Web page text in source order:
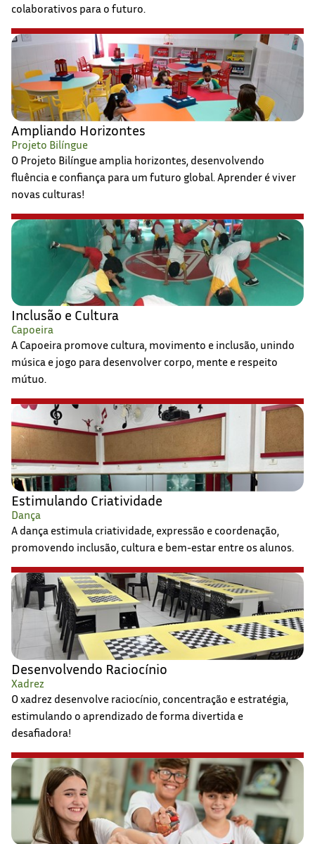
colaborativos para o futuro.
Ampliando Horizontes
Projeto Bilíngue
O Projeto Bilíngue amplia horizontes, desenvolvendo
fluência e confiança para um futuro global. Aprender é viver
novas culturas!
Inclusão e Cultura
Capoeira
A Capoeira promove cultura, movimento e inclusão, unindo
música e jogo para desenvolver corpo, mente e respeito
mútuo.
Estimulando Criatividade
Dança
A dança estimula criatividade, expressão e coordenação,
promovendo inclusão, cultura e bem-estar entre os alunos.
Desenvolvendo Raciocínio
Xadrez
O xadrez desenvolve raciocínio, concentração e estratégia,
estimulando o aprendizado de forma divertida e
desafiadora!